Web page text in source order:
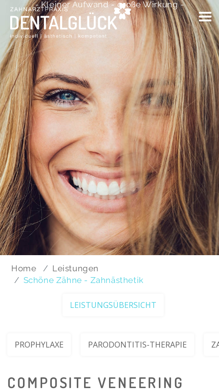
- Kleiner Aufwand - große Wirkung -
Home
Leistungen
Schöne Zähne - Zahnästhetik
LEISTUNGSÜBERSICHT
PROPHYLAXE PARODONTITIS-THERAPIE
COMPOSITE VENEERING